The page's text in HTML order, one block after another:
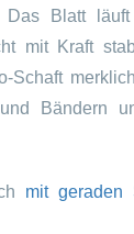
Das Blatt
mit Kraft
Schaft
Bändern
mit geraden